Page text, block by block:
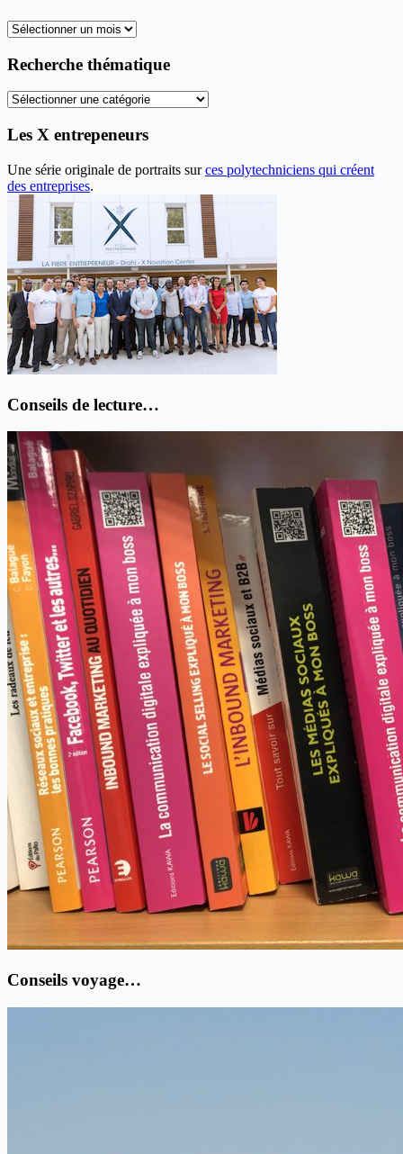
Tous
anciens
Recherche thématique
Recherche
Les X entrepeneurs
Une série originale de portraits surces polytechniciens qui créent
des entreprises.
Conseils de lecture…
Conseils voyage…